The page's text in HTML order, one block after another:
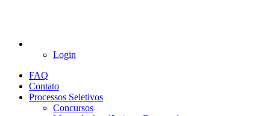
Login
FAQ
Contato
Processos Seletivos
Concursos